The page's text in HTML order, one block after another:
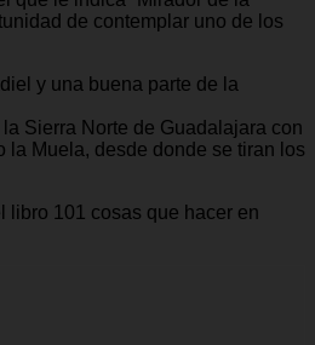
de contemplar uno de los
y una buena parte de la
Sierra Norte de Guadalajara con
Muela, desde donde se tiran los
libro 101 cosas que hacer en